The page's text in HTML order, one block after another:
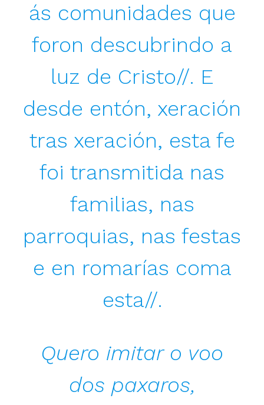
ás comunidades que
foron descubrindo a
luz de Cristo//. E
desde entón, xeración
tras xeración, esta fe
foi transmitida nas
familias, nas
parroquias, nas festas
e en romarías coma
esta//.
Quero imitar o voo
dos paxaros,